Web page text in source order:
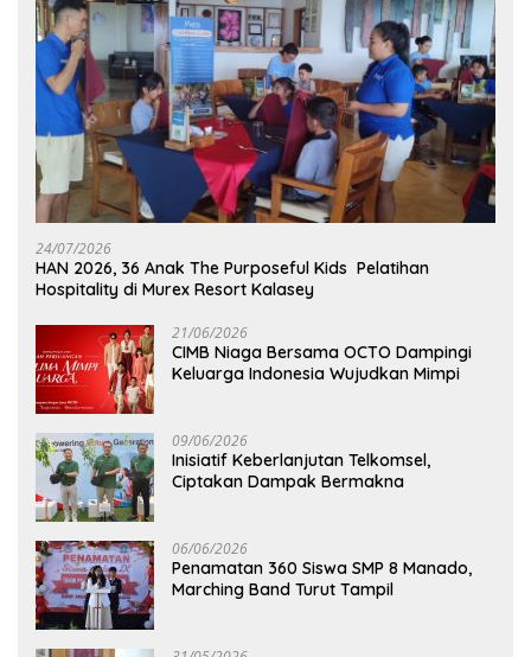
24/07/2026
HAN 2026, 36 Anak The Purposeful Kids Pelatihan
Hospitality di Murex Resort Kalasey
21/06/2026
CIMB Niaga Bersama OCTO Dampingi
Keluarga Indonesia Wujudkan Mimpi
09/06/2026
Inisiatif Keberlanjutan Telkomsel,
Ciptakan Dampak Bermakna
06/06/2026
Penamatan 360 Siswa SMP 8 Manado,
Marching Band Turut Tampil